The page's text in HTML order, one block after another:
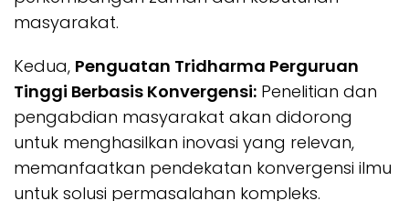
masyarakat.
Kedua, Penguatan Tridharma Perguruan
Tinggi Berbasis Konvergensi: Penelitian dan
pengabdian masyarakat akan didorong
untuk menghasilkan inovasi yang relevan,
memanfaatkan pendekatan konvergensi ilmu
untuk solusi permasalahan kompleks.